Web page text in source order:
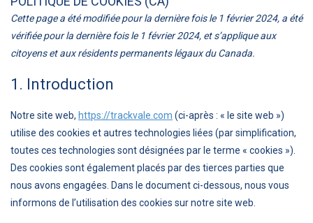
Cette page a été modifiée pour la dernière fois le 1 février 2024, a été
vérifiée pour la dernière fois le 1 février 2024, et s’applique aux
citoyens et aux résidents permanents légaux du Canada.
1. Introduction
Notre site web, https://trackvale.com (ci-après : « le site web »)
utilise des cookies et autres technologies liées (par simplification,
toutes ces technologies sont désignées par le terme « cookies »).
Des cookies sont également placés par des tierces parties que
nous avons engagées. Dans le document ci-dessous, nous vous
informons de l’utilisation des cookies sur notre site web.